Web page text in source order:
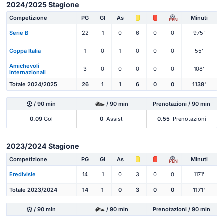
2024/2025 Stagione
Competizione PG Gl As PEN Minuti
Serie B 22 1 0 6 0 0 975'
Coppa Italia 1 0 1 0 0 0 55'
Amichevoli
internazionali
3 0 0 0 0 0 108'
Totale 2024/2025 26 1 1 6 0 0 1138'
/ 90 min / 90 min Prenotazioni / 90 min
0.09 Gol 0 Assist 0.55 Prenotazioni
2023/2024 Stagione
Competizione PG Gl As PEN Minuti
Eredivisie 14 1 0 3 0 0 1171'
Totale 2023/2024 14 1 0 3 0 0 1171'
/ 90 min / 90 min Prenotazioni / 90 min